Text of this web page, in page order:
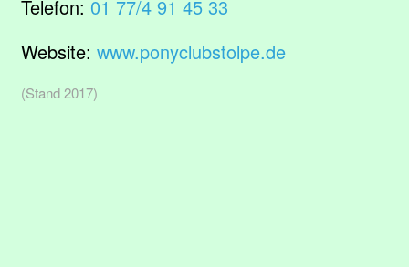
Telefon: 01 77/4 91 45 33
Website: www.ponyclubstolpe.de
(Stand 2017)